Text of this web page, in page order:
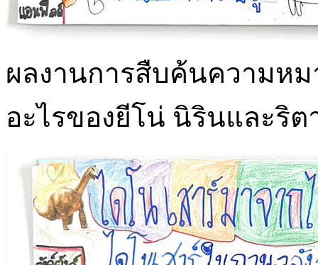
ผลงานการสืบค้นความหม
อะไรของยีโน่ นิรินและริต